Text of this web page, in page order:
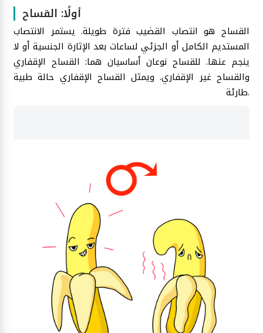
أولًا: القساح
القساح هو انتصاب القضيب فترة طويلة. يستمر الانتصاب
المستديم الكامل أو الجزئي لساعات بعد الإثارة الجنسية أو لا
ينجم عنها. للقساح نوعان أساسيان هما: القساح الإقفاري
والقساح غير الإقفاري. ويمثل القساح الإقفاري حالة طبية
طارئة.